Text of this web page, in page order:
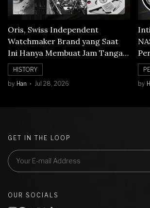
Oris, Swiss Independent
Watchmaker Brand yang Saat
Ini Hanya Membuat Jam Tangan
Mechanical
HISTORY
by Han Jul 28, 2026
by
GET IN THE LOOP
OUR SOCIALS